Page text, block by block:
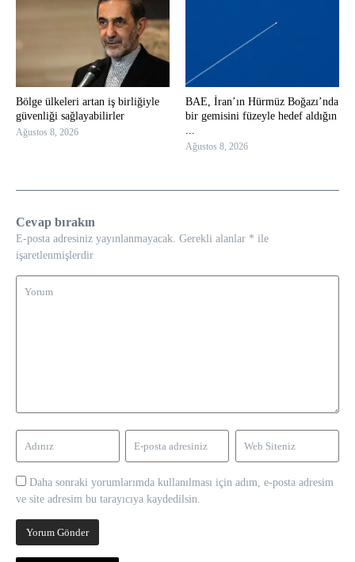
Bölge ülkeleri artan iş birliğiyle
güvenliği sağlayabilirler
Ağustos 8, 2026
BAE, İran’ın Hürmüz Boğazı’nda
bir gemisini füzeyle hedef aldığın
...
Ağustos 8, 2026
Cevap bırakın
E-posta adresiniz yayınlanmayacak. Gerekli alanlar * ile
işaretlenmişlerdir
Daha sonraki yorumlarımda kullanılması için adım, e-posta adresim
ve site adresim bu tarayıcıya kaydedilsin.